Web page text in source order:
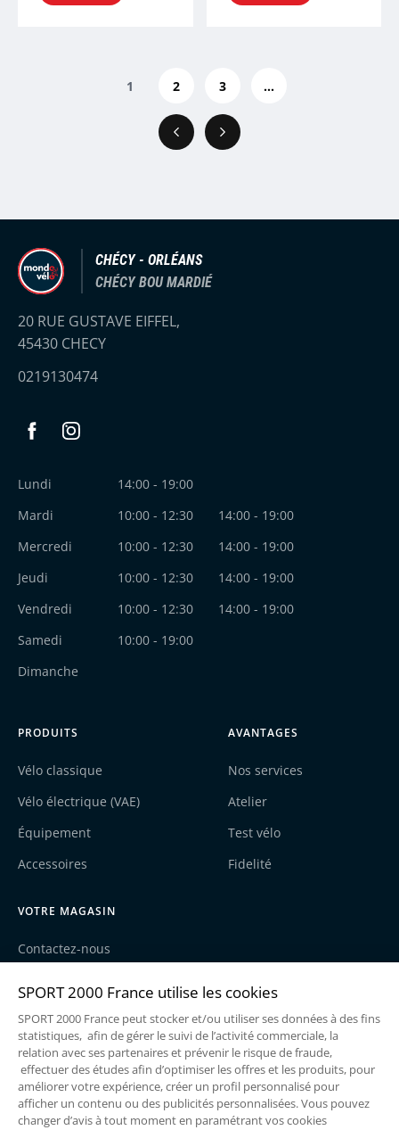
Précédent
1 2 3 ...
Suivant
CHÉCY - ORLÉANS
CHÉCY BOU MARDIÉ
20 RUE GUSTAVE EIFFEL,
45430 CHECY
0219130474
Lundi
14:00 - 19:00
Mardi
10:00 - 12:30
14:00 - 19:00
Mercredi
10:00 - 12:30
14:00 - 19:00
Jeudi
10:00 - 12:30
14:00 - 19:00
Vendredi
10:00 - 12:30
14:00 - 19:00
Samedi
10:00 - 19:00
Dimanche
PRODUITS
Vélo classique
Vélo électrique (VAE)
Équipement
Accessoires
AVANTAGES
Nos services
Atelier
Test vélo
Fidelité
VOTRE MAGASIN
Contactez-nous
Recrutement
Une enseigne du groupe Sport2000
Mentions légales
Politique de cookies